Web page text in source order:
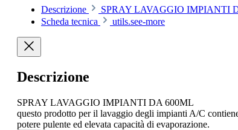
Descrizione SPRAY LAVAGGIO IMPIANTI
Scheda tecnica
utils.see-more
Descrizione
SPRAY LAVAGGIO IMPIANTI DA 600ML
questo prodotto per il lavaggio degli impianti A/C
potere pulente ed elevata capacità di evaporazione.